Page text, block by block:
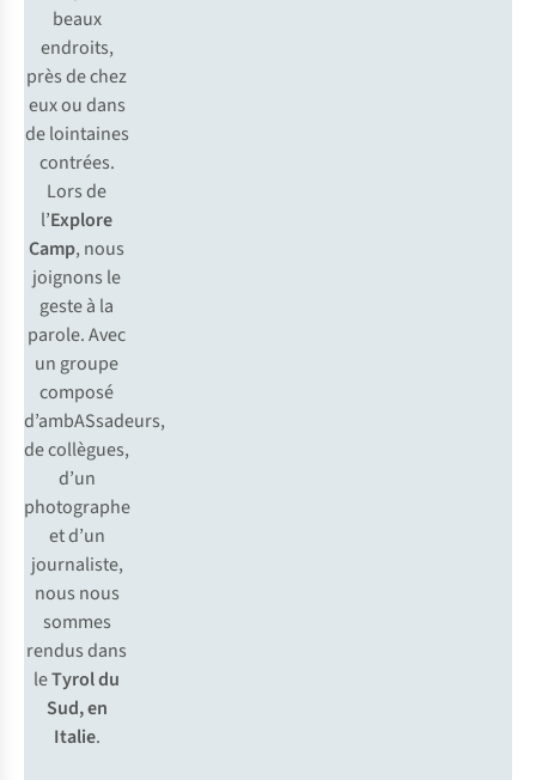
beaux
endroits,
près de chez
eux ou dans
de lointaines
contrées.
Lors de
l’Explore
Camp, nous
joignons le
geste à la
parole. Avec
un groupe
composé
d’ambASsadeurs,
de collègues,
d’un
photographe
et d’un
journaliste,
nous nous
sommes
rendus dans
leTyrol du
Sud, en
Italie.